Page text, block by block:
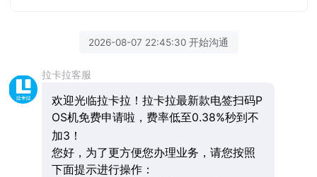
2026-08-07 22:45:30 开始沟通
拉卡拉客服
欢迎光临拉卡拉！拉卡拉最新款电签扫码P
OS机免费申请啦，费率低至0.38%秒到不
加3！
您好，为了更方便您办理业务，请您按照
下面提示进行操作：